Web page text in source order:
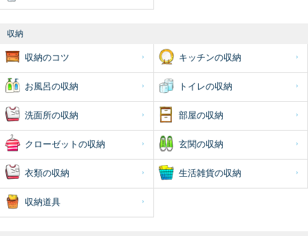
収納
収納のコツ キッチンの収納
お風呂の収納 トイレの収納
洗面所の収納 部屋の収納
クローゼットの収納 玄関の収納
衣類の収納 生活雑貨の収納
収納道具